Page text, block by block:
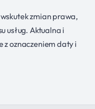
zmian prawa,
usług. Aktualna i
z oznaczeniem daty i